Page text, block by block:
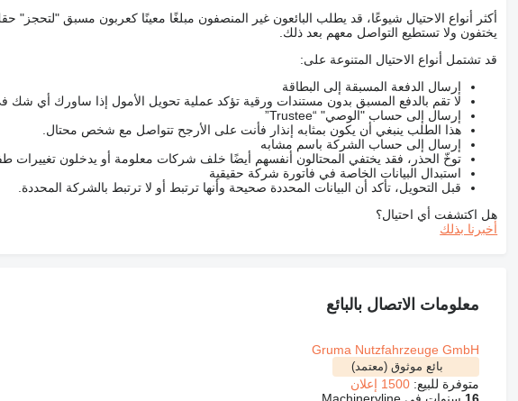
أكثر أنواع الاحتيال شيوعًا، قد يطلب البائعون غير المنصفون مبلغًا معينًا كعربون مسبق "لتحجز"
يختفون ولا تستطيع التواصل معهم بعد ذلك.
قد تشتمل أنواع الاحتيال المتنوعة على:
إرسال الدفعة المسبقة إلى البطاقة
لا تقم بالدفع المسبق بدون مستندات ورقية تؤكد عملية تحويل الأمول إذا ساورك أي شك في
إرسال إلى حساب "الوصي" “Trustee”
هذا الطلب ينبغي أن يكون بمثابه إنذار فأنت على الأرجح تتواصل مع شخص محتال.
إرسال إلى حساب الشركة باسم مشابه
توخّ الحذر، فقد يختفي المحتالون أنفسهم أيضًا خلف شركات معلومة أو يدخلون
استبدال البيانات الخاصة في فاتورة شركة حقيقية
قبل التحويل، تأكد أن البيانات المحددة صحيحة وأنها ترتبط أو لا ترتبط بالشركة المحددة.
هل اكتشفت أي احتيال؟
أخبرنا بذلك
معلومات الاتصال بالبائع
Gruma Nutzfahrzeuge GmbH
بائع موثوق (معتمد)
متوفرة للبيع: 1500 إعلان
16 سنوات في Machineryline